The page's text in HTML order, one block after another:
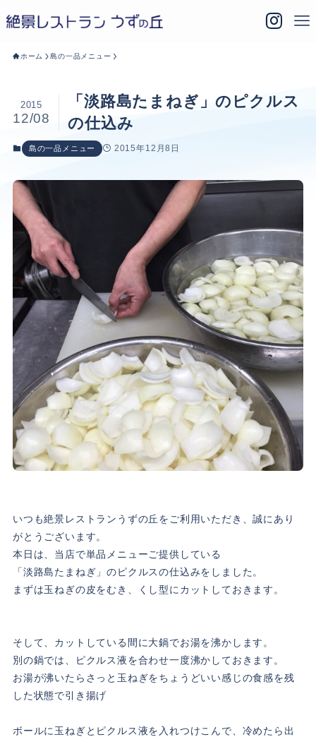
ホーム 島の一品メニュー
「淡路島たまねぎ」のピクルス
の仕込み
2015
12/08
島の一品メニュー 2015年12月8日
いつも絶景レストランうずの丘をご利用いただき、誠にあり
がとうございます。
本日は、当店で単品メニューご提供している
「淡路島たまねぎ」のピクルスの仕込みをしました。
まずは玉ねぎの皮をむき、くし型にカットしておきます。
そして、カットしている間に大鍋でお湯を沸かします。
別の鍋では、ピクルス液を合わせ一度沸かしておきます。
お湯が沸いたらさっと玉ねぎをちょうどいい感じの食感を残
した状態で引き揚げ
ボールに玉ねぎとピクルス液を入れつけこんで、冷めたら出